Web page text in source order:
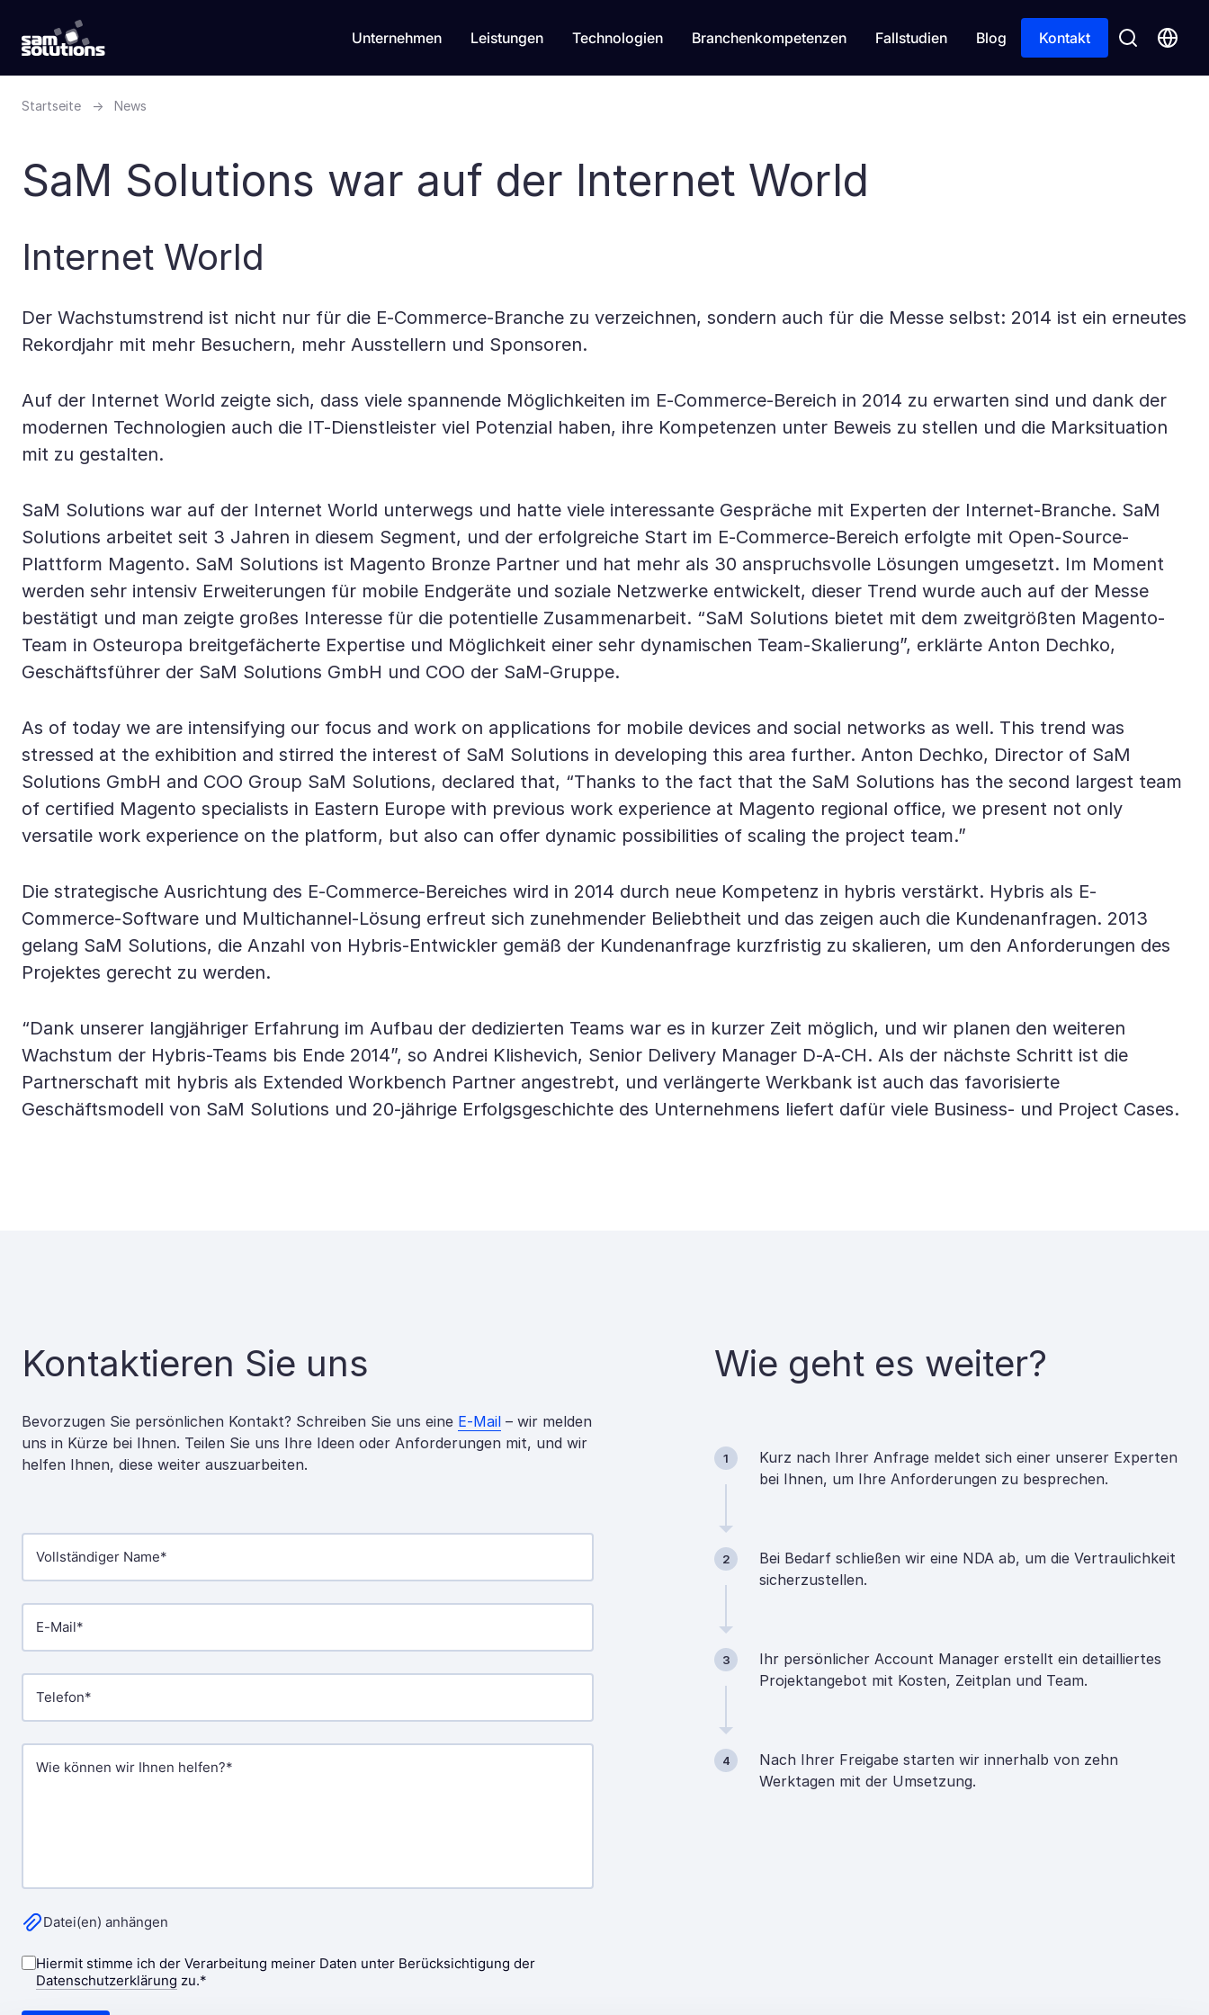
Unternehmen Leistungen Technologien Branchenkompetenzen Fallstudien Blog Kontakt
Startseite → News
SaM Solutions war auf der Internet World
Internet World
Der Wachstumstrend ist nicht nur für die E-Commerce-Branche zu verzeichnen, sondern auch für die Messe selbst: 2014 ist ein erneutes
Rekordjahr mit mehr Besuchern, mehr Ausstellern und Sponsoren.
Auf der Internet World zeigte sich, dass viele spannende Möglichkeiten im E-Commerce-Bereich in 2014 zu erwarten sind und dank der
modernen Technologien auch die IT-Dienstleister viel Potenzial haben, ihre Kompetenzen unter Beweis zu stellen und die Marksituation
mit zu gestalten.
SaM Solutions war auf der Internet World unterwegs und hatte viele interessante Gespräche mit Experten der Internet-Branche. SaM
Solutions arbeitet seit 3 Jahren in diesem Segment, und der erfolgreiche Start im E-Commerce-Bereich erfolgte mit Open-Source-
Plattform Magento. SaM Solutions ist Magento Bronze Partner und hat mehr als 30 anspruchsvolle Lösungen umgesetzt. Im Moment
werden sehr intensiv Erweiterungen für mobile Endgeräte und soziale Netzwerke entwickelt, dieser Trend wurde auch auf der Messe
bestätigt und man zeigte großes Interesse für die potentielle Zusammenarbeit. “SaM Solutions bietet mit dem zweitgrößten Magento-
Team in Osteuropa breitgefächerte Expertise und Möglichkeit einer sehr dynamischen Team-Skalierung”, erklärte Anton Dechko,
Geschäftsführer der SaM Solutions GmbH und COO der SaM-Gruppe.
As of today we are intensifying our focus and work on applications for mobile devices and social networks as well. This trend was
stressed at the exhibition and stirred the interest of SaM Solutions in developing this area further. Anton Dechko, Director of SaM
Solutions GmbH and COO Group SaM Solutions, declared that, “Thanks to the fact that the SaM Solutions has the second largest team
of certified Magento specialists in Eastern Europe with previous work experience at Magento regional office, we present not only
versatile work experience on the platform, but also can offer dynamic possibilities of scaling the project team.”
Die strategische Ausrichtung des E-Commerce-Bereiches wird in 2014 durch neue Kompetenz in hybris verstärkt. Hybris als E-
Commerce-Software und Multichannel-Lösung erfreut sich zunehmender Beliebtheit und das zeigen auch die Kundenanfragen. 2013
gelang SaM Solutions, die Anzahl von Hybris-Entwickler gemäß der Kundenanfrage kurzfristig zu skalieren, um den Anforderungen des
Projektes gerecht zu werden.
“Dank unserer langjähriger Erfahrung im Aufbau der dedizierten Teams war es in kurzer Zeit möglich, und wir planen den weiteren
Wachstum der Hybris-Teams bis Ende 2014”, so Andrei Klishevich, Senior Delivery Manager D-A-CH. Als der nächste Schritt ist die
Partnerschaft mit hybris als Extended Workbench Partner angestrebt, und verlängerte Werkbank ist auch das favorisierte
Geschäftsmodell von SaM Solutions und 20-jährige Erfolgsgeschichte des Unternehmens liefert dafür viele Business- und Project Cases.
Kontaktieren Sie uns
Bevorzugen Sie persönlichen Kontakt? Schreiben Sie uns eine E-Mail – wir melden
uns in Kürze bei Ihnen. Teilen Sie uns Ihre Ideen oder Anforderungen mit, und wir
helfen Ihnen, diese weiter auszuarbeiten.
Wie geht es weiter?
1
Kurz nach Ihrer Anfrage meldet sich einer unserer Experten
bei Ihnen, um Ihre Anforderungen zu besprechen.
2
Bei Bedarf schließen wir eine NDA ab, um die Vertraulichkeit
sicherzustellen.
3
Ihr persönlicher Account Manager erstellt ein detailliertes
Projektangebot mit Kosten, Zeitplan und Team.
4
Nach Ihrer Freigabe starten wir innerhalb von zehn
Werktagen mit der Umsetzung.